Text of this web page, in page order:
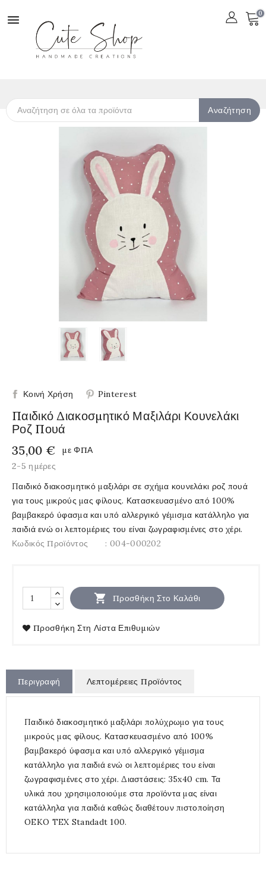
 0
Αναζήτηση
Κοινή Χρήση Pinterest
Παιδικό Διακοσμητικό Μαξιλάρι Κουνελάκι
Ροζ Πουά
35,00 €
με ΦΠΑ
2-5 ημέρες
Παιδικό διακοσμητικό μαξιλάρι σε σχήμα κουνελάκι ροζ πουά
για τους μικρούς μας φίλους. Κατασκευασμένο από 100%
βαμβακερό ύφασμα και υπό αλλεργικό γέμισμα κατάλληλο για
παιδιά ενώ οι λεπτομέριες του είναι ζωγραφισμένες στο χέρι.
Κωδικός Προϊόντος
: 004-000202
 Προσθήκη Στο Καλάθι
Προσθήκη Στη Λίστα Επιθυμιών
Περιγραφή Λεπτομέρειες Προϊόντος
Παιδικό διακοσμητικό μαξιλάρι πολύχρωμο για τους
μικρούς μας φίλους. Κατασκευασμένο από 100%
βαμβακερό ύφασμα και υπό αλλεργικό γέμισμα
κατάλληλο για παιδιά ενώ οι λεπτομέριες του είναι
ζωγραφισμένες στο χέρι. Διαστάσεις: 35x40 cm. Τα
υλικά που χρησιμοποιούμε στα προϊόντα μας είναι
κατάλληλα για παιδιά καθώς διαθέτουν πιστοποίηση
OEKO TEX Standadt 100.